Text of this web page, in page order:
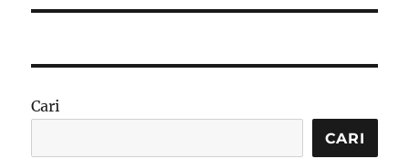
Cari
CARI